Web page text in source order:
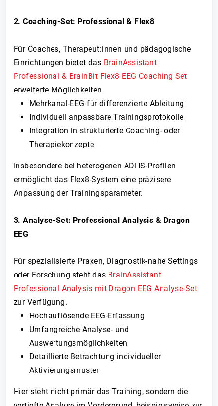
2. Coaching-Set: Professional & Flex8
Für Coaches, Therapeut:innen und pädagogische
Einrichtungen bietet das BrainAssistant
Professional & BrainBit Flex8 EEG Coaching Set
erweiterte Möglichkeiten.
Mehrkanal-EEG für differenzierte Ableitung
Individuell anpassbare Trainingsprotokolle
Integration in strukturierte Coaching- oder
Therapiekonzepte
Insbesondere bei heterogenen ADHS-Profilen
ermöglicht das Flex8-System eine präzisere
Anpassung der Trainingsparameter.
3. Analyse-Set: Professional Analysis & Dragon
EEG
Für spezialisierte Praxen, Diagnostik-nahe Settings
oder Forschung steht das BrainAssistant
Professional Analysis mit Dragon EEG Analyse-Set
zur Verfügung.
Hochauflösende EEG-Erfassung
Umfangreiche Analyse- und
Auswertungsmöglichkeiten
Detaillierte Betrachtung individueller
Aktivierungsmuster
Hier steht nicht primär das Training, sondern die